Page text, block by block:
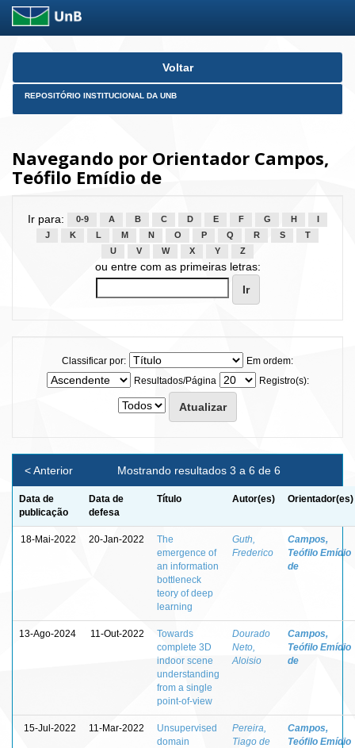
Skip
Voltar
REPOSITÓRIO INSTITUCIONAL DA UNB
Navegando por Orientador Campos,
Teófilo Emídio de
Ir para: 0-9 A B C D E F G H
J
K L M N O P Q R S
T
U
V W X Y Z
ou entre com as primeiras letras:
Classificar por:
Em ordem:
Resultados/Página
Registro(s):
Mostrando resultados 3 a 6 de 6
< Anterior
Data de
publicação
Data de
defesa
Título Autor(es) Orientador(es)
18-Mai-2022 20-Jan-2022
The
emergence of
an information
bottleneck
teory of deep
learning
Guth,
Frederico
Campos,
Teófilo Emídio
de
13-Ago-2024 11-Out-2022
Towards
complete 3D
indoor scene
understanding
from a single
point-of-view
Dourado
Neto,
Aloisio
Campos,
Teófilo Emídio
de
15-Jul-2022 11-Mar-2022
Unsupervised
domain
Pereira,
Tiago de
Campos,
Teófilo Emídio